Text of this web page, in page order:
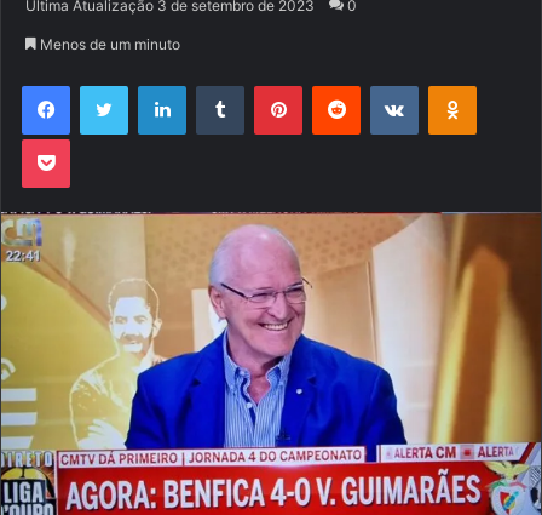
mail
Última Atualização 3 de setembro de 2023 0
Menos de um minuto
FacebookTwitter LinkedinTumblr PinterestReddit VK OK
Pocket